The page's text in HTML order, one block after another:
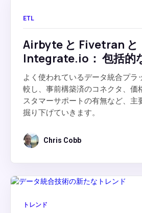
ETL
Airbyte と Fivetran と
Integrate.io： 包括的
よく使われているデータ統合プラ
較し、事前構築済のコネクタ、価
スタマーサポートの有無など、主
掘り下げていきます。
Chris Cobb
トレンド